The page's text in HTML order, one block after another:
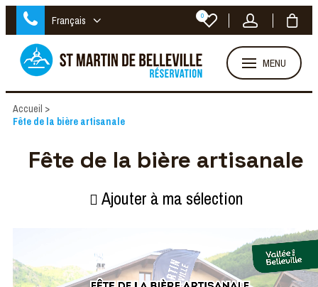
Français 0
MENU
Accueil >
Fête de la bière artisanale
Fête de la bière artisanale
Ajouter à ma sélection